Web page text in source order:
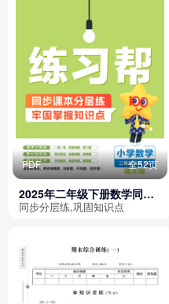
PDF 全52页
2025年二年级下册数学同步
课课练（西师版）天星练习
帮
同步分层练,巩固知识点